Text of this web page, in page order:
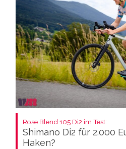
Rose Blend 105 Di2 im Test:
Shimano Di2 für 2.000
Haken?